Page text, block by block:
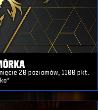
20 poziomów, 1100 pkt.